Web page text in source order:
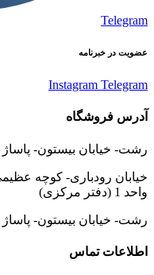
Telegram
عضویت در خبرنامه
Instagram Telegram
آدرس فروشگاه
رشت- خیابان بیستون-
واحد 1 (دفتر مرکزی)
رشت- خیابان بیستون- پاساژ بزرگمهر-
اطلاعات تماس